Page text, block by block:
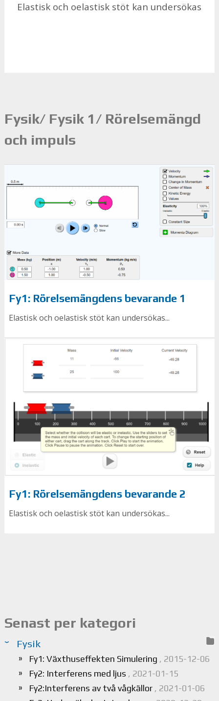
Elas­tisk och oe­las­tisk stöt kan un­der­sö­kas
Fysik/ Fysik 1/ Rörelsemängd
och impuls
Fy1: Rörelsemängdens bevarande 1
Elastisk och oelastisk stöt kan undersökas...
Fy1: Rörelsemängdens bevarande 2
Elastisk och oelastisk stöt kan undersökas...
Senast per kategori
Fysik
Fy1: Växthuseffekten Simulering , 2015-12-06
Fy2: Interferens med ljus , 2021-01-15
Fy2:Interferens av två vågkällor , 2021-01-06